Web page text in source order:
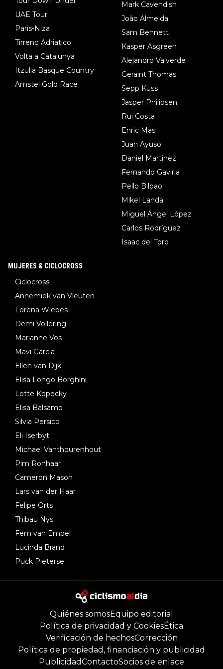
UAE Tour
Paris-Niza
Tirreno Adriatico
Volta a Catalunya
Itzulia Basque Country
Amstel Gold Race
Mark Cavendish
João Almeida
Sam Bennett
Kasper Asgreen
Alejandro Valverde
Geraint Thomas
Sepp Kuss
Jasper Philipsen
Rui Costa
Enric Mas
Juan Ayuso
Daniel Martinez
Fernando Gaviria
Pello Bilbao
Mikel Landa
Miguel Ángel López
Carlos Rodríguez
Isaac del Toro
MUJERES & CICLOCROSS
Ciclocross
Annemiek van Vleuten
Lorena Wiebes
Demi Vollering
Marianne Vos
Mavi Garcia
Ellen van Dijk
Elisa Longo Borghini
Lotte Kopecky
Elisa Balsamo
Silvia Persico
Eli Iserbyt
Michael Vanthourenhout
Pim Ronhaar
Cameron Mason
Lars van der Haar
Felipe Orts
Thibau Nys
Fem van Empel
Lucinda Brand
Puck Pieterse
Quiénes somosEquipo editorial
Política de privacidad y CookiesÉtica
Verificación de hechosCorrección
Política de propiedad, financiación y publicidad
PublicidadContactoSocios de enlace